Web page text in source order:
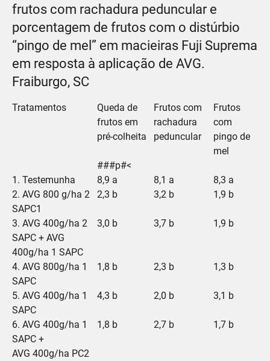
frutos com rachadura peduncular e
porcentagem de frutos com o distúrbio
“pingo de mel” em macieiras Fuji Suprema
em resposta à aplicação de AVG.
Fraiburgo, SC
Tratamentos
Queda de
frutos em
pré-colheita
Frutos com
rachadura
peduncular
Frutos
com
pingo de
mel
###p#<
1. Testemunha
8,9 a 8,1 a
8,3 a
2. AVG 800 g/ha 2
SAPC1
2,3 b 3,2 b 1,9 b
3. AVG 400g/ha 2
SAPC + AVG
400g/ha 1 SAPC
3,0 b 3,7 b 1,9 b
4. AVG 800g/ha 1
SAPC
1,8 b 2,3 b 1,3 b
5. AVG 400g/ha 1
SAPC
4,3 b 2,0 b 3,1 b
6. AVG 400g/ha 1
SAPC +
AVG 400g/ha PC2
1,8 b 2,7 b 1,7 b